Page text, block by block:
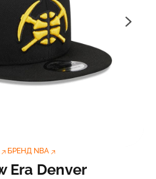
БРЕНД NBA
Era Denver